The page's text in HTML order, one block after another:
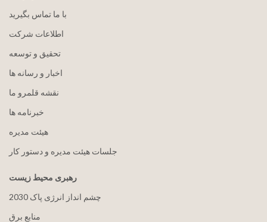
با ما تماس بگیرید
اطلاعات شرکت
تحقیق و توسعه
اخبار و رسانه ها
نقشه قلمرو ما
خبرنامه ها
هيئت مدیره
جلسات هیئت مدیره و دستور کار
رهبری محیط زیست
2030 چشم انداز انرژی پاک
منابع برق